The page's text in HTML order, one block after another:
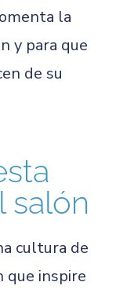
la
y para que
de su
salón
cultura de
que inspire